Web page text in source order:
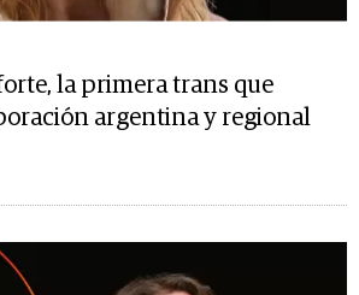
la primera trans que
argentina y regional